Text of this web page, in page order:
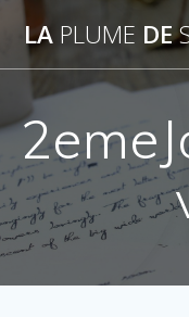
LA PLUME DE